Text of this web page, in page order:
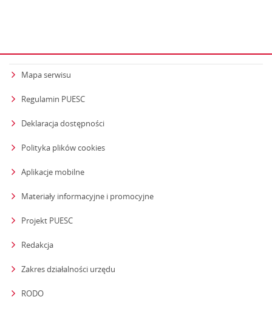
Mapa serwisu
Regulamin PUESC
Deklaracja dostępności
Polityka plików cookies
Aplikacje mobilne
Materiały informacyjne i promocyjne
Projekt PUESC
Redakcja
Zakres działalności urzędu
RODO